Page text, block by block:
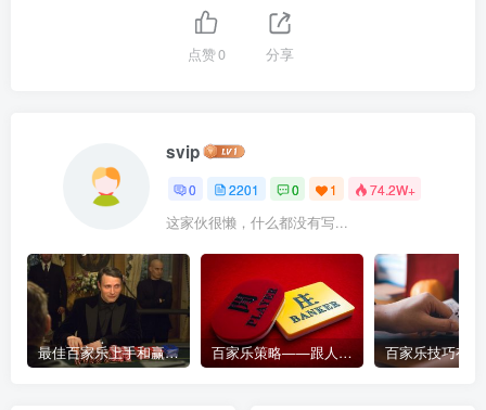
点赞0 分享
svip
0 2201 0 1 74.2W+
这家伙很懒，什么都没有写...
最佳百家乐上手和赢钱指南 – 终极版 百家乐策略——跟人胜过跟路